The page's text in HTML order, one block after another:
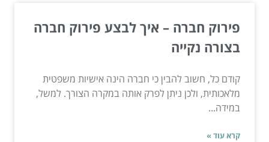
פירוק חברה – איך לבצע פירוק חברה
בצורה נקייה
קודם כל, חשוב להבין כי חברה הינה אישיות משפטית
מלאכותית, ולכן ניתן לפרק אותה במקרה הצורך. למשל,
במידה...
קרא עוד »